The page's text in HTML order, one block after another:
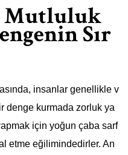
Mutluluk
Sır
insanlar genellikle v
denge kurmada zorluk ya
için yoğun çaba sarf
etme eğilimindedirler. An